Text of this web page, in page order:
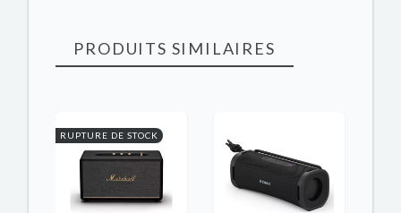
PRODUITS SIMILAIRES
RUPTURE DE STOCK